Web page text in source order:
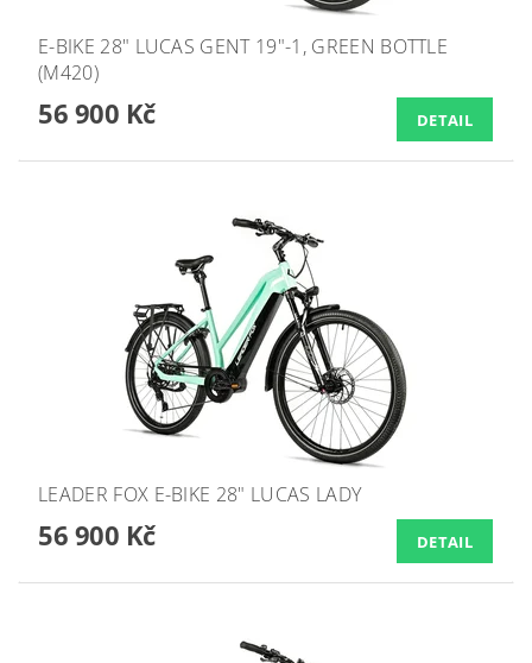
E-BIKE 28" LUCAS GENT 19"-1, GREEN BOTTLE
(M420)
56 900 Kč DETAIL
LEADER FOX E-BIKE 28" LUCAS LADY
56 900 Kč DETAIL